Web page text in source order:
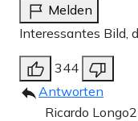
Melden
Interessantes Bild,
344
Antworten
Ricardo Longo